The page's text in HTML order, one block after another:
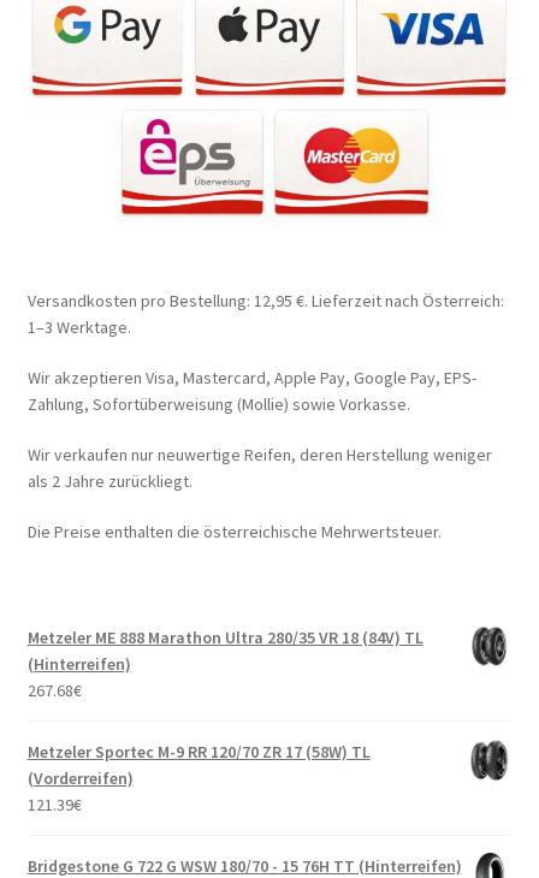
Versandkosten pro Bestellung: 12,95 €. Lieferzeit nach Österreich:
1–3 Werktage.
Wir akzeptieren Visa, Mastercard, Apple Pay, Google Pay, EPS-
Zahlung, Sofortüberweisung (Mollie) sowie Vorkasse.
Wir verkaufen nur neuwertige Reifen, deren Herstellung weniger
als 2 Jahre zurückliegt.
Die Preise enthalten die österreichische Mehrwertsteuer.
Metzeler ME 888 Marathon Ultra 280/35 VR 18 (84V) TL
(Hinterreifen)
267.68€
Metzeler Sportec M-9 RR 120/70 ZR 17 (58W) TL
(Vorderreifen)
121.39€
Bridgestone G 722 G WSW 180/70 - 15 76H TT (Hinterreifen)